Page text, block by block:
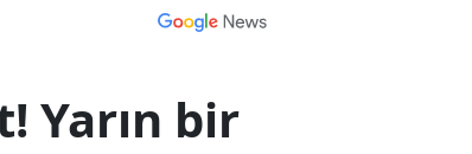
Yarın bir